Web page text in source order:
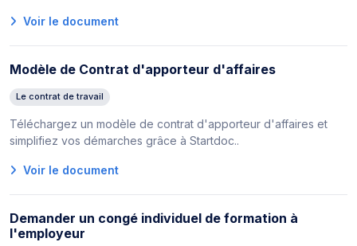
Voir le document
Modèle de Contrat d'apporteur d'affaires
Le contrat de travail
Téléchargez un modèle de contrat d'apporteur d'affaires et
simplifiez vos démarches grâce à Startdoc..
Voir le document
Demander un congé individuel de formation à
l'employeur